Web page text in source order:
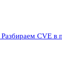
Разбираем CVE